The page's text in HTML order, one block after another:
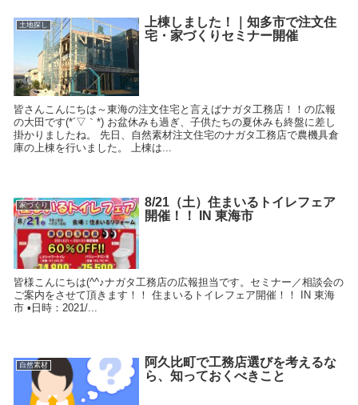
土地探し
上棟しました！｜知多市で注文住
宅・家づくりセミナー開催
皆さんこんにちは～東海の注文住宅と言えばナガタ工務店！！の広報
の大田です(*´▽｀*) お盆休みも過ぎ、子供たちの夏休みも終盤に差し
掛かりましたね。 先日、自然素材注文住宅のナガタ工務店で農機具倉
庫の上棟を行いました。 上棟は...
家づくり
8/21（土）住まいるトイレフェア
開催！！ IN 東海市
皆様こんにちは(^^♪ナガタ工務店の広報担当です。セミナー／相談会の
ご案内をさせて頂きます！！ 住まいるトイレフェア開催！！ IN 東海
市 ▪日時：2021/...
自然素材
阿久比町で工務店選びを考えるな
ら、知っておくべきこと